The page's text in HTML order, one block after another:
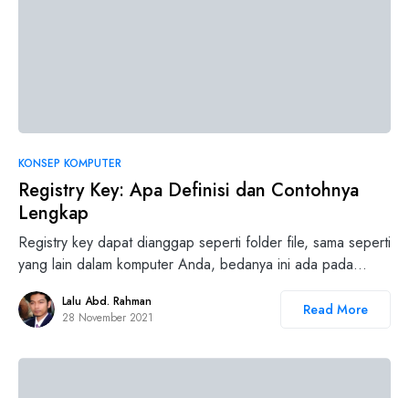
KONSEP KOMPUTER
Registry Key: Apa Definisi dan Contohnya
Lengkap
Registry key dapat dianggap seperti folder file, sama seperti
yang lain dalam komputer Anda, bedanya ini ada pada…
Lalu Abd. Rahman
28 November 2021
Read More